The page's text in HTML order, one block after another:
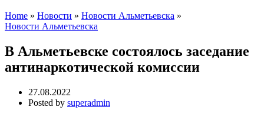
Home » Новости » Новости Альметьевска »
Новости Альметьевска
В Альметьевске состоялось заседание
антинаркотической комиссии
27.08.2022
Posted by superadmin